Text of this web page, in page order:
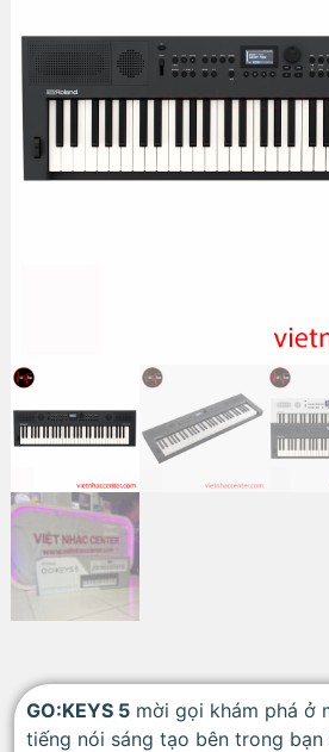
GO:KEYS 5 mời gọi khám phá ở
tiếng nói sáng tạo bên trong